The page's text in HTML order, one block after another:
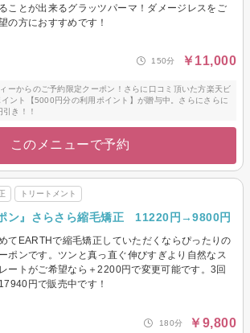
ことが出来るグラッツパーマ！ダメージレスをご
の方におすすめです！
150分 ￥11,000
ーからのご予約限定クーポン！さらに口コミ頂いた方楽天ビ
ント【5000円分の利用ポイント】が贈与中。さらにさらに
き！！
このメニューで予約
トリートメント
ポン』さらさら縮毛矯正 11220円→9800円
てEARTHで縮毛矯正していただくならぴったりの
ポンです。ツンと真っ直ぐ伸びすぎより自然なス
レートがご希望なら＋2200円で変更可能です。3回
円で販売中です！
180分 ￥9,800